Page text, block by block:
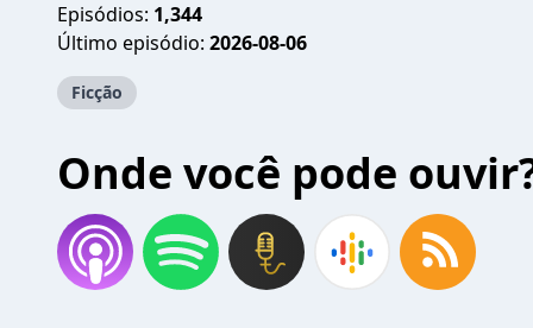
Episódios: 1,344
Último episódio: 2026-08-06
Ficção
Onde você pode